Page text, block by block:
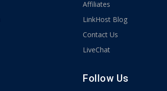
Affiliates
LinkHost Blog
Contact Us
LiveChat
Follow Us